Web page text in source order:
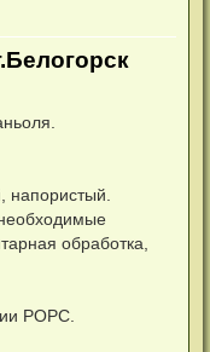
напористый.
обработка,
РОРС.